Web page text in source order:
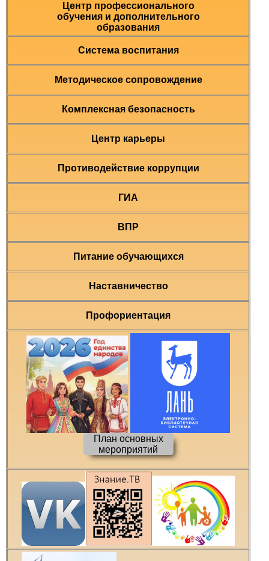
Центр профессионального
обучения и дополнительного
образования
Система воспитания
Методическое сопровождение
Комплексная безопасность
Центр карьеры
Противодействие коррупции
ГИА
ВПР
Питание обучающихся
Наставничество
Профориентация
План основных
мероприятий